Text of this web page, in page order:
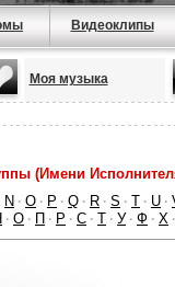
Видеоклипы
Моя музыка
(Имени
N · O · P · Q · R · S · T · U ·
· О · П · Р · С · Т · У · Ф · Х